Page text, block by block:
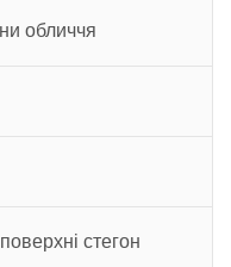
обличчя
стегон